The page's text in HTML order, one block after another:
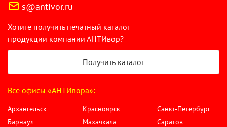
s@antivor.ru
Хотите получить печатный каталог
продукции компании АНТИвор?
Получить каталог
Все офисы «АНТИвора»:
Архангельск
Барнаул
Красноярск
Махачкала
Санкт-Петербург
Саратов